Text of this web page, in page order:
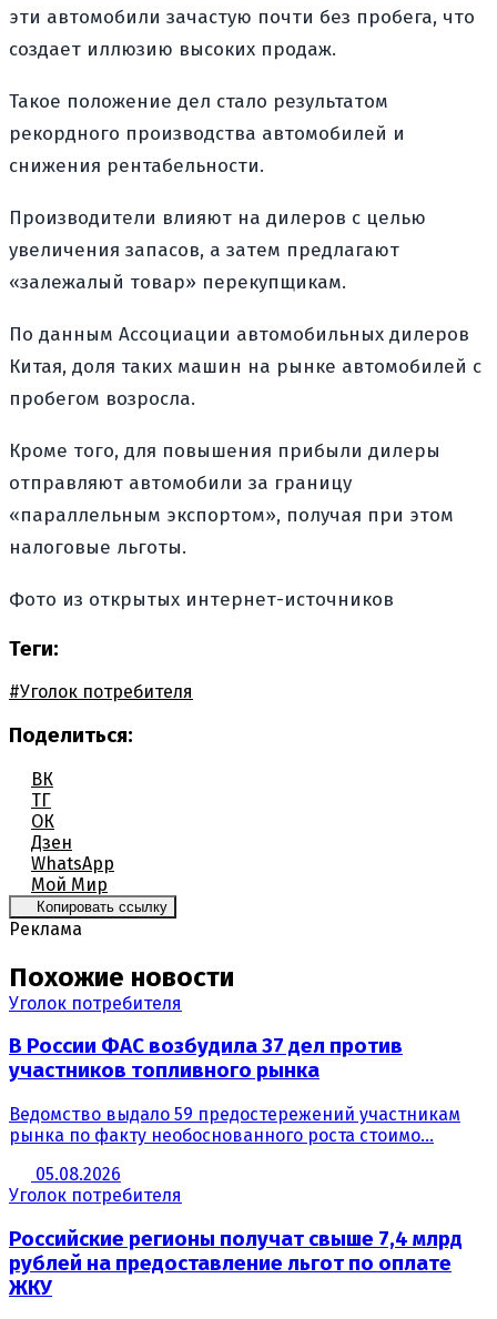
эти автомобили зачастую почти без пробега, что
создает иллюзию высоких продаж.
Такое положение дел стало результатом
рекордного производства автомобилей и
снижения рентабельности.
Производители влияют на дилеров с целью
увеличения запасов, а затем предлагают
«залежалый товар» перекупщикам.
По данным Ассоциации автомобильных дилеров
Китая, доля таких машин на рынке автомобилей с
пробегом возросла.
Кроме того, для повышения прибыли дилеры
отправляют автомобили за границу
«параллельным экспортом», получая при этом
налоговые льготы.
Фото из открытых интернет-источников
Теги:
#Уголок потребителя
Поделиться:
ВК
ТГ
ОК
Дзен
WhatsApp
Мой Мир
Копировать ссылку
Реклама
Похожие новости
Уголок потребителя
В России ФАС возбудила 37 дел против
участников топливного рынка
Ведомство выдало 59 предостережений участникам
рынка по факту необоснованного роста стоимо...
05.08.2026
Уголок потребителя
Российские регионы получат свыше 7,4 млрд
рублей на предоставление льгот по оплате
ЖКУ